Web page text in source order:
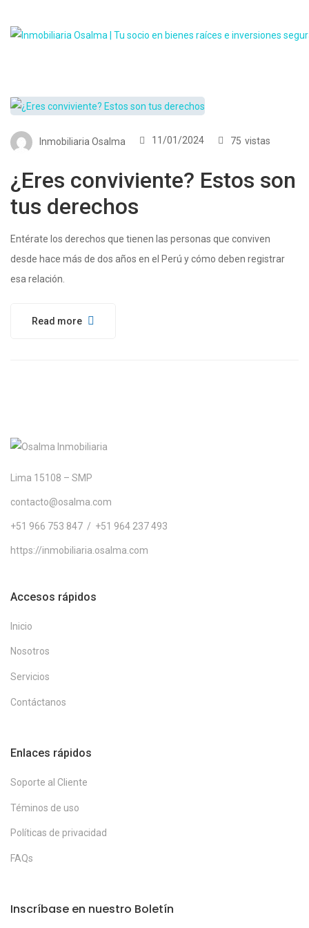
Inmobiliaria Osalma 11/01/2024 vistas
75
¿Eres conviviente? Estos son
tus derechos
Entérate los derechos que tienen las personas que conviven
desde hace más de dos años en el Perú y cómo deben registrar
esa relación.
Read more
Lima 15108 – SMP
contacto@osalma.com
+51 966 753 847 / +51 964 237 493
https://inmobiliaria.osalma.com
Accesos rápidos
Inicio
Nosotros
Servicios
Contáctanos
Enlaces rápidos
Soporte al Cliente
Téminos de uso
Políticas de privacidad
FAQs
Inscríbase en nuestro Boletín